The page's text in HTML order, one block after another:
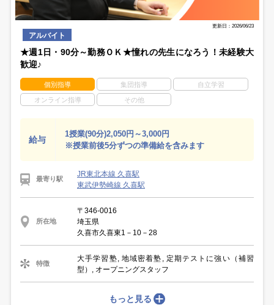
更新日：2026/06/23
アルバイト
★週1日・90分～勤務ＯＫ★憧れの先生になろう！未経験大
歓迎♪
個別指導 集団指導 自立学習
オンライン指導 その他
給与
1授業(90分)2,050円～3,000円
※授業前後5分ずつの準備給を含みます
最寄り駅
JR東北本線 久喜駅
東武伊勢崎線 久喜駅
所在地
〒346-0016
埼玉県
久喜市久喜東1－10－28
特徴
大手学習塾, 地域密着塾, 定期テストに強い（補習
型）, オープニングスタッフ
もっと見る